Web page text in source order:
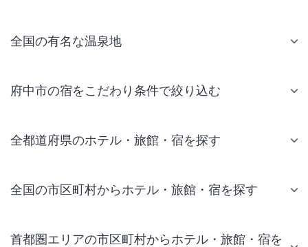
全国の有名な温泉地
府中市の宿をこだわり条件で絞り込む
全都道府県のホテル・旅館・宿を探す
全国の市区町村からホテル・旅館・宿を探す
首都圏エリアの市区町村からホテル・旅館・宿を